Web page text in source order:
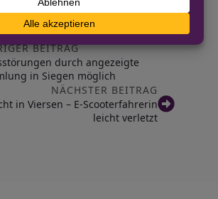
BEITRAG
durch angezeigte
in Siegen möglich
NÄCHSTER BEITRAG
in Viersen – E-Scooterfahrerin
leicht verletzt